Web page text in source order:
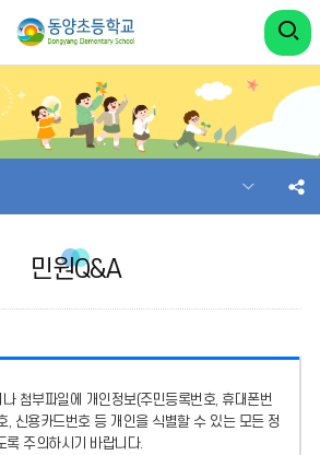
민원Q&A
첨부파일에
개인정보(주민등록번호, 휴대폰번
, 신용카드번호 등 개인을 식별할 수 있는 모든 정
록 주의하시기 바랍니다.